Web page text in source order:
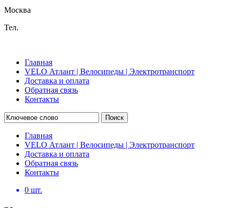
Москва
Тел.
Главная
VELO Атлант | Велосипеды | Электротранспорт
Доставка и оплата
Обратная связь
Контакты
Поиск
Главная
VELO Атлант | Велосипеды | Электротранспорт
Доставка и оплата
Обратная связь
Контакты
0 шт.